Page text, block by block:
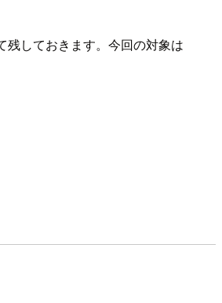
しておきます。今回の対象は